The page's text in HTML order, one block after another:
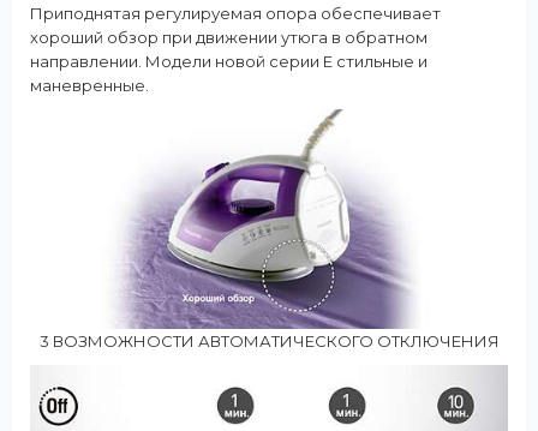
Приподнятая регулируемая опора обеспечивает
хороший обзор при движении утюга в обратном
направлении. Модели новой серии E стильные и
маневренные.
3 ВОЗМОЖНОСТИ АВТОМАТИЧЕСКОГО ОТКЛЮЧЕНИЯ